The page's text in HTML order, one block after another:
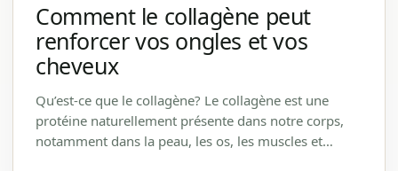
Comment le collagène peut
renforcer vos ongles et vos
cheveux
Qu’est-ce que le collagène? Le collagène est une
protéine naturellement présente dans notre corps,
notamment dans la peau, les os, les muscles et…